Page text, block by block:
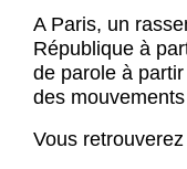
A Paris, un
République à
de parole à
des
Vous